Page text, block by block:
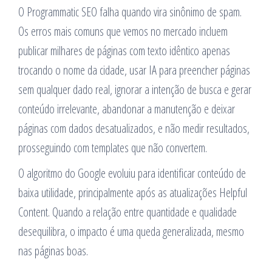
O Programmatic SEO falha quando vira sinônimo de spam.
Os erros mais comuns que vemos no mercado incluem
publicar milhares de páginas com texto idêntico apenas
trocando o nome da cidade, usar IA para preencher páginas
sem qualquer dado real, ignorar a intenção de busca e gerar
conteúdo irrelevante, abandonar a manutenção e deixar
páginas com dados desatualizados, e não medir resultados,
prosseguindo com templates que não convertem.
O algoritmo do Google evoluiu para identificar conteúdo de
baixa utilidade, principalmente após as atualizações Helpful
Content. Quando a relação entre quantidade e qualidade
desequilibra, o impacto é uma queda generalizada, mesmo
nas páginas boas.